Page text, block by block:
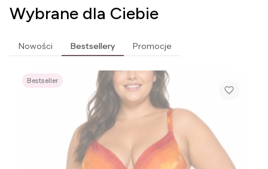
Wybrane dla Ciebie
Nowości Bestsellery Promocje
Bestseller